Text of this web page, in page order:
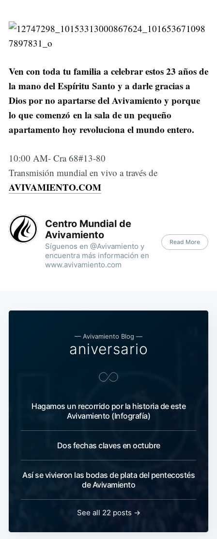
Ven con toda tu familia a celebrar estos 23 años de
la mano del Espíritu Santo y a darle gracias a
Dios por no apartarse del Avivamiento y porque
lo que comenzó en la sala de un pequeño
apartamento hoy revoluciona el mundo entero.
10:00 AM- Cra 68#13-80
Transmisión mundial en vivo a través de
AVIVAMIENTO.COM
Centro Mundial de
Avivamiento
Síguenos en @Avivamiento y
encuentra más información en
www.avivamiento.com
Read More
— Avivamiento Blog —
aniversario
Hagamos un recorrido por la historia de este
Avivamiento (Infografía)
Dos fechas claves en octubre
Así se vivieron las bodas de plata del pentecostés
de Avivamiento
See all 22 posts →